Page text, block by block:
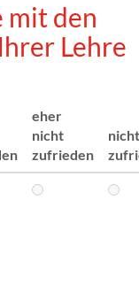
mit den
Lehre
eher
nicht
zufrieden
nicht